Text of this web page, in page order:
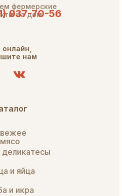
мясо
и яйца
и икра
фермерские
на дом
937-70-56
нам